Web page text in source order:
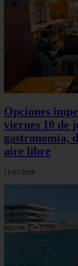
Opciones
viernes 10 de
gastronomía,
aire libre
11/07/2026